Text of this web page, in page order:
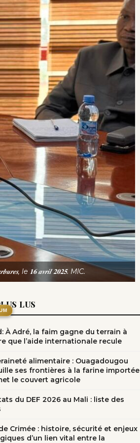
le 𝟏𝟔 𝒂𝒗𝒓𝒊𝒍 𝟐𝟎𝟐𝟓. MIC.
LUS
À Adré, la faim gagne du terrain à
que l’aide internationale recule
alimentaire : Ouagadougou
ses frontières à la farine importée
le couvert agricole
du DEF 2026 au Mali : liste des
Crimée : histoire, sécurité et enjeux
d’un lien vital entre la